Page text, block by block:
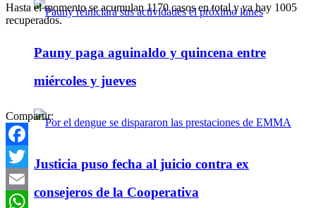
Pauny paga aguinaldo y quincena entre
miércoles y jueves
Justicia puso fecha al juicio contra ex
consejeros de la Cooperativa
Hasta el momento se acumulan 1170 casos en total y ya hay 1005
recuperados.
Compartir:
Facebook
Twitter
Email